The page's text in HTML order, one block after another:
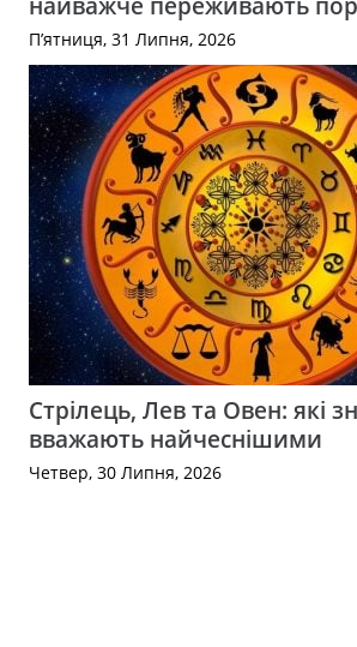
П’ятниця, 31 Липня, 2026
Стрілець, Лев та Овен: які
вважають найчеснішими
Четвер, 30 Липня, 2026